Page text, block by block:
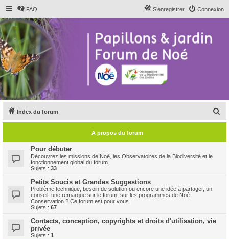
FAQ Connexion
S’enregistrer
Index du forum
e
A propos du forum
Pour débuter
Découvrez les missions de Noé, les Observatoires de la Biodiversité et le
fonctionnement global du forum.
Sujets : 33
Petits Soucis et Grandes Suggestions
Problème technique, besoin de solution ou encore une idée à partager, un
conseil, une remarque sur le forum, sur les programmes de Noé
Conservation ? Ce forum est pour vous
Sujets : 67
Contacts, conception, copyrights et droits d'utilisation, vie
privée
Sujets : 1